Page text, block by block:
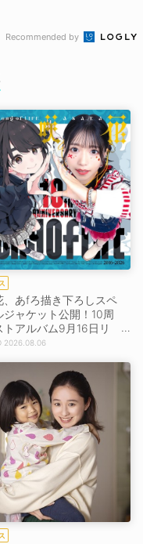
Recommended by
、あfろ描き下ろしスペ
ジャケット公開！10周
トアルバム9月16日リ
！
2026.08.06